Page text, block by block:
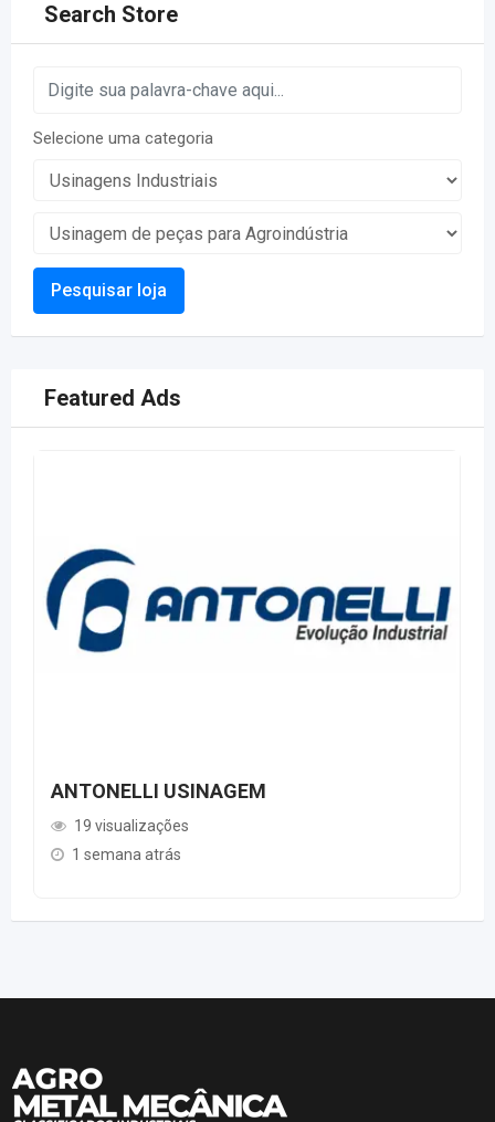
Search Store
Selecione uma categoria
Pesquisar loja
Featured Ads
ANTONELLI USINAGEM
19 visualizações
1 semana atrás